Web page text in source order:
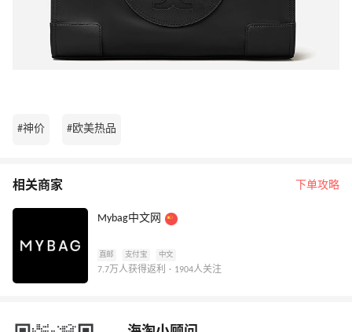
#神价 #欧美热品
相关商家 下单攻略
Mybag中文网
直邮 支付宝 中文
7.7万人获得返利 · 1904人关注